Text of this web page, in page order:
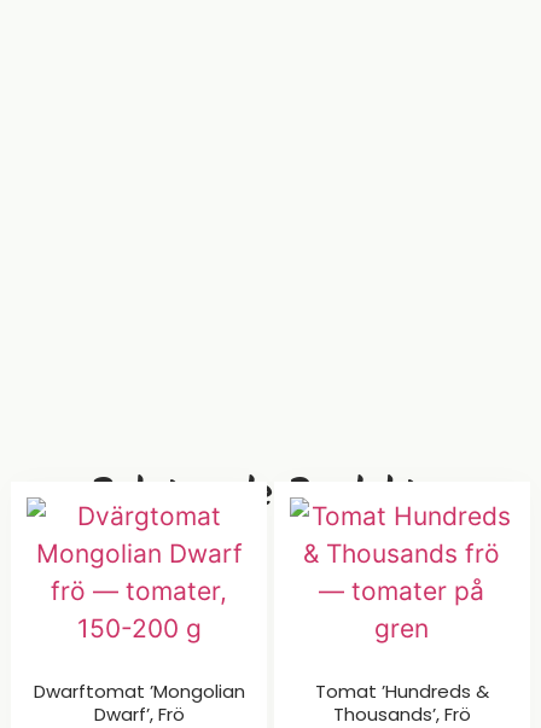
Relaterade Produkter
Dwarftomat ’Mongolian
Dwarf’, Frö
Tomat ’Hundreds &
Thousands’, Frö